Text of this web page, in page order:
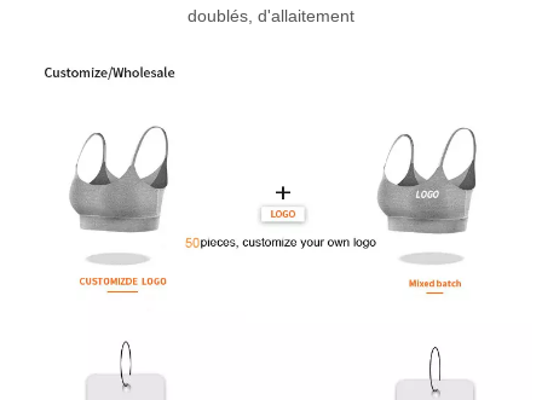
doublés, d'allaitement